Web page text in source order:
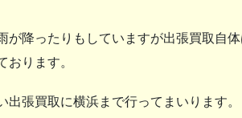
が降ったりもしていますが出張買取自
おります。
出張買取に横浜まで行ってまいります。